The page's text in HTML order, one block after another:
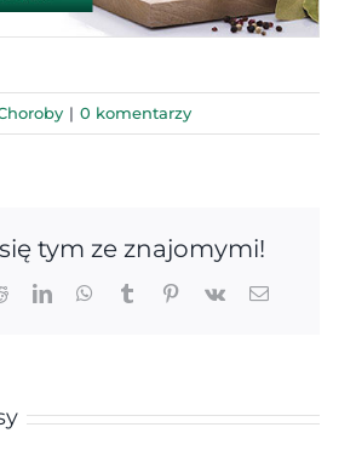
| 0 komentarzy
tym ze znajomymi!
RedditLinkedInWhatsApp
TumblrPinterest
Vk Email